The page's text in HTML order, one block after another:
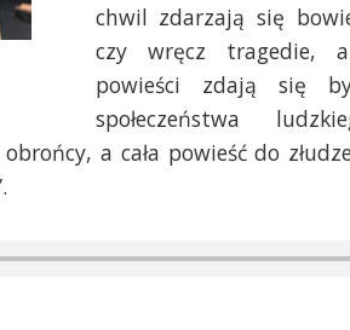
chwil zdarzają się
czy wręcz tragedie,
powieści zdają się
społeczeństwa
a cała powieść do